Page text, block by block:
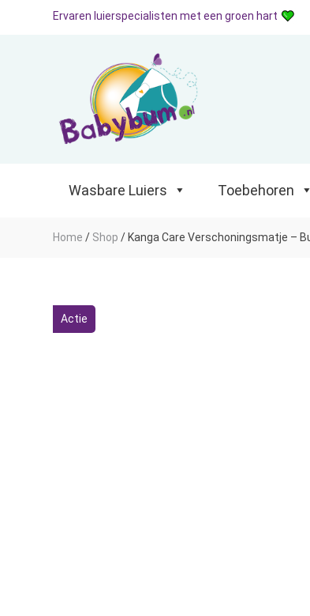
Wasbare Luiers Toebehoren
Ervaren luierspecialisten met een groen hart
Wasbare Luiers Toebehoren
Home / Shop / Kanga Care Verschoningsmatje –
Actie